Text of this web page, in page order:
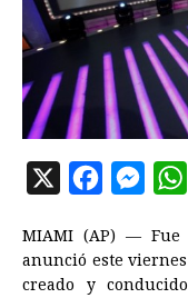
X
c
e
M
s
s
MIAMI (AP) — Fue
anunció este
creado y